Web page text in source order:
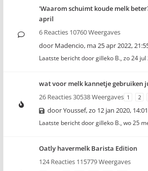
'Waarom schuimt koude melk
april
6 Reacties 10760 Weergaves
door Madencio, ma 25 apr 2022,
Laatste bericht doorgilleko B., zo 24 jul
wat voor melk kannetje gebruiken
26 Reacties 30538 Weergaves 1 2
doorYoussef,zo 12 jan 2020, 14:01
Laatste bericht doorgilleko B., wo 25
Oatly havermelk Barista Edition
124 Reacties 115779 Weergaves